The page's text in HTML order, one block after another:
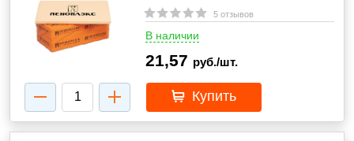
5 отзывов
В наличии
21,57 руб./шт.
Купить